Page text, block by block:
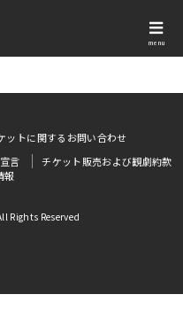
menu
ットに関するお問い合わせ
言
チケット販売および観劇約款
報
Rights Reserved